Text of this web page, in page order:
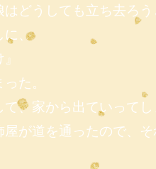
どうしても立ち去ろう
に、
た。
、家から出ていってし
が道を通ったので、